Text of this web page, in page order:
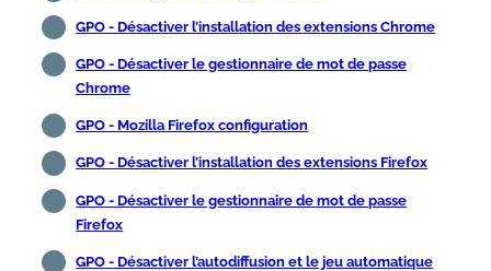
GPO - Désactiver l’installation des extensions Chrome
GPO - Désactiver le gestionnaire de mot de passe
Chrome
GPO - Mozilla Firefox configuration
GPO - Désactiver l’installation des extensions Firefox
GPO - Désactiver le gestionnaire de mot de passe
Firefox
GPO - Désactiver l’autodiffusion et le jeu automatique